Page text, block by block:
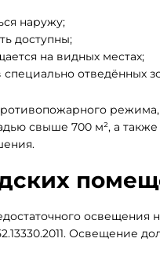
наружу;
доступны;
на видных местах;
отведённых
свыше 700 м², а
Освещение